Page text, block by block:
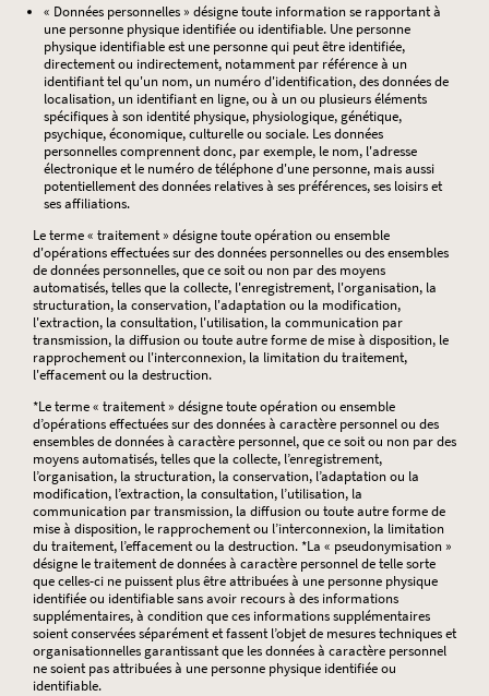
« Données personnelles » désigne toute information se rapportant à
une personne physique identifiée ou identifiable. Une personne
physique identifiable est une personne qui peut être identifiée,
directement ou indirectement, notamment par référence à un
identifiant tel qu'un nom, un numéro d'identification, des données de
localisation, un identifiant en ligne, ou à un ou plusieurs éléments
spécifiques à son identité physique, physiologique, génétique,
psychique, économique, culturelle ou sociale. Les données
personnelles comprennent donc, par exemple, le nom, l'adresse
électronique et le numéro de téléphone d'une personne, mais aussi
potentiellement des données relatives à ses préférences, ses loisirs et
ses affiliations.
Le terme « traitement » désigne toute opération ou ensemble
d'opérations effectuées sur des données personnelles ou des ensembles
de données personnelles, que ce soit ou non par des moyens
automatisés, telles que la collecte, l'enregistrement, l'organisation, la
structuration, la conservation, l'adaptation ou la modification,
l'extraction, la consultation, l'utilisation, la communication par
transmission, la diffusion ou toute autre forme de mise à disposition, le
rapprochement ou l'interconnexion, la limitation du traitement,
l'effacement ou la destruction.
*Le terme « traitement » désigne toute opération ou ensemble
d’opérations effectuées sur des données à caractère personnel ou des
ensembles de données à caractère personnel, que ce soit ou non par des
moyens automatisés, telles que la collecte, l’enregistrement,
l’organisation, la structuration, la conservation, l’adaptation ou la
modification, l’extraction, la consultation, l’utilisation, la
communication par transmission, la diffusion ou toute autre forme de
mise à disposition, le rapprochement ou l’interconnexion, la limitation
du traitement, l’effacement ou la destruction. *La « pseudonymisation »
désigne le traitement de données à caractère personnel de telle sorte
que celles-ci ne puissent plus être attribuées à une personne physique
identifiée ou identifiable sans avoir recours à des informations
supplémentaires, à condition que ces informations supplémentaires
soient conservées séparément et fassent l’objet de mesures techniques et
organisationnelles garantissant que les données à caractère personnel
ne soient pas attribuées à une personne physique identifiée ou
identifiable.